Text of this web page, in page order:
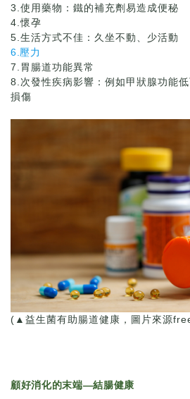
3.使用藥物：鐵的補充劑易造成便秘
4.懷孕
5.生活方式不佳：久坐不動、少活動
6.壓力
7.胃腸道功能異常
8.次發性疾病影響：例如甲狀腺功能
損傷
(▲益生菌有助腸道健康，圖片來源
顧好消化的末端—結腸健康